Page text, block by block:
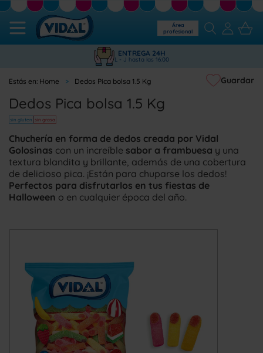
Área
profesional
ENTREGA 24H
L - J hasta las 16:00
Home Dedos Pica bolsa 1.5 Kg
Dedos Pica bolsa 1.5 Kg
sin gluten sin grasa
Guardar
Chuchería en forma de dedos creada por Vidal
Golosinas con un increíble sabor a frambuesa y una
textura blandita y brillante, además de una cobertura
de delicioso pica. ¡Están para chuparse los dedos!
Perfectos para disfrutarlos en tus fiestas de
Halloween o en cualquier época del año.